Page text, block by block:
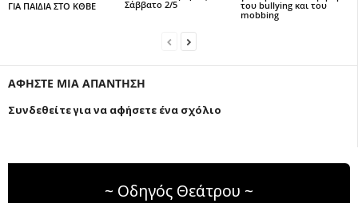
ΓΙΑ ΠΑΙΔΙΑ ΣΤΟ ΚΘΒΕ
Σάββατο 2/5
του bullying και του
mobbing
ΑΦΗΣΤΕ ΜΙΑ ΑΠΑΝΤΗΣΗ
Συνδεθείτε για να αφήσετε ένα σχόλιο
~ Οδηγός Θεάτρου ~